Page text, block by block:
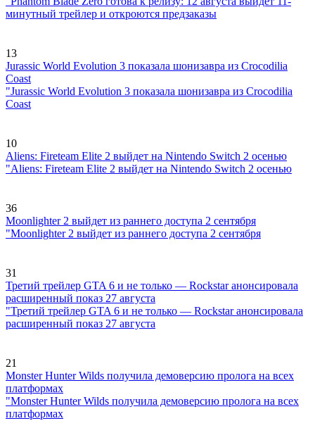
минутный трейлер и откроются предзаказы
13
Jurassic World Evolution 3 показала шонизавра из Crocodilia
Coast
"Jurassic World Evolution 3 показала шонизавра из Crocodilia
Coast
10
Aliens: Fireteam Elite 2 выйдет на Nintendo Switch 2 осенью
"Aliens: Fireteam Elite 2 выйдет на Nintendo Switch 2 осенью
36
Moonlighter 2 выйдет из раннего доступа 2 сентября
"Moonlighter 2 выйдет из раннего доступа 2 сентября
31
Третий трейлер GTA 6 и не только — Rockstar анонсировала
расширенный показ 27 августа
"Третий трейлер GTA 6 и не только — Rockstar анонсировала
расширенный показ 27 августа
21
Monster Hunter Wilds получила демоверсию пролога на всех
платформах
"Monster Hunter Wilds получила демоверсию пролога на всех
платформах